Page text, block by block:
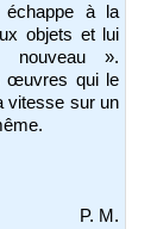
échappe à la
objets et lui
nouveau ».
œuvres qui le
vitesse sur un
P. M.